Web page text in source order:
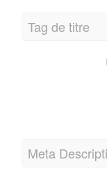
Tag de titre
Meta